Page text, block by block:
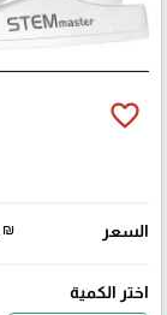
favorite_border
السعر ₪
اختر الكمية